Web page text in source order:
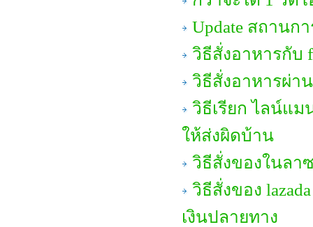
Update สถานก
วิธีสั่งอาหารกับ
วิธีสั่งอาหารผ่า
วิธีเรียก ไลน์แม
ให้ส่งผิดบ้าน
วิธีสั่งของในลา
วิธีสั่งของ
เงินปลายทาง